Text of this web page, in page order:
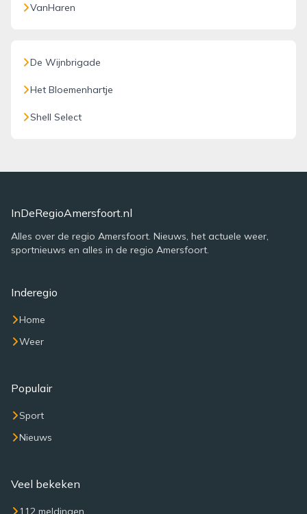
VanHaren
De Wijnbrigade
Het Bloemenhartje
Shell Select
InDeRegioAmersfoort.nl
Alles over de regio Amersfoort. Nieuws, het actuele weer,
sportnieuws en alles in de regio Amersfoort.
Inderegio
Home
Weer
Populair
Sport
Nieuws
Veel bekeken
112 meldingen